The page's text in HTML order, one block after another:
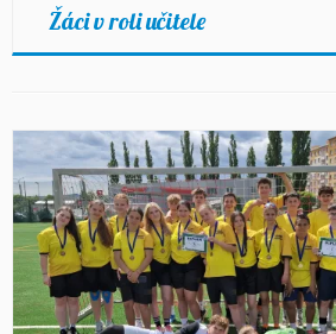
Žáci v roli učitele